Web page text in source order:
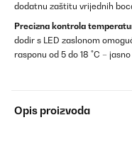
dodatnu zaštitu vrijednih
Precizna kontrola
dodir s LED zaslonom
rasponu od 5 do 18 °C –
Opis proizvoda